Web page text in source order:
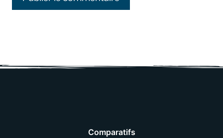
Comparatifs